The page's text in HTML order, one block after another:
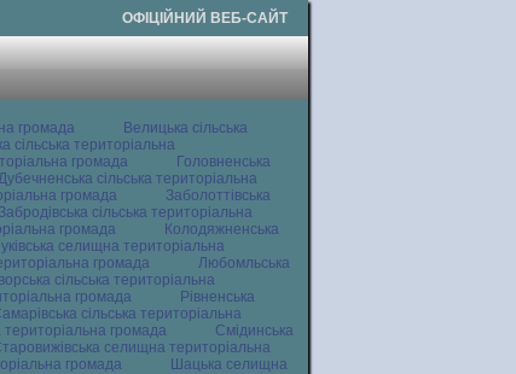
ОФІЦІЙНИЙ ВЕБ-САЙТ
громада
Велицька сільська
сільська територіальна
громада
Головненська
сільська територіальна
громада
Заболоттівська
Забродівська сільська територіальна
громада
Колодяжненська
селищна територіальна
громада
Любомльська
сільська територіальна
громада
Рівненська
сільська територіальна
територіальна громада
Смідинська
селищна територіальна
громада
Шацька селищна